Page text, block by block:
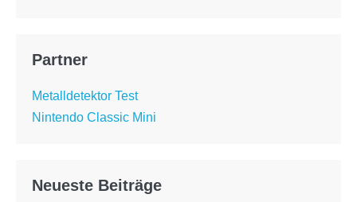
Partner
Metalldetektor Test
Nintendo Classic Mini
Neueste Beiträge